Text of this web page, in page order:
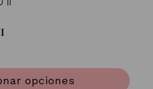
opciones